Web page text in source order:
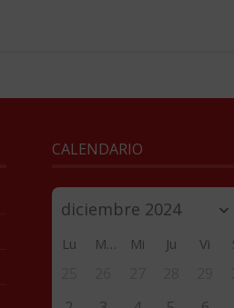
CALENDARIO
Lu Ma Mi Ju Vi